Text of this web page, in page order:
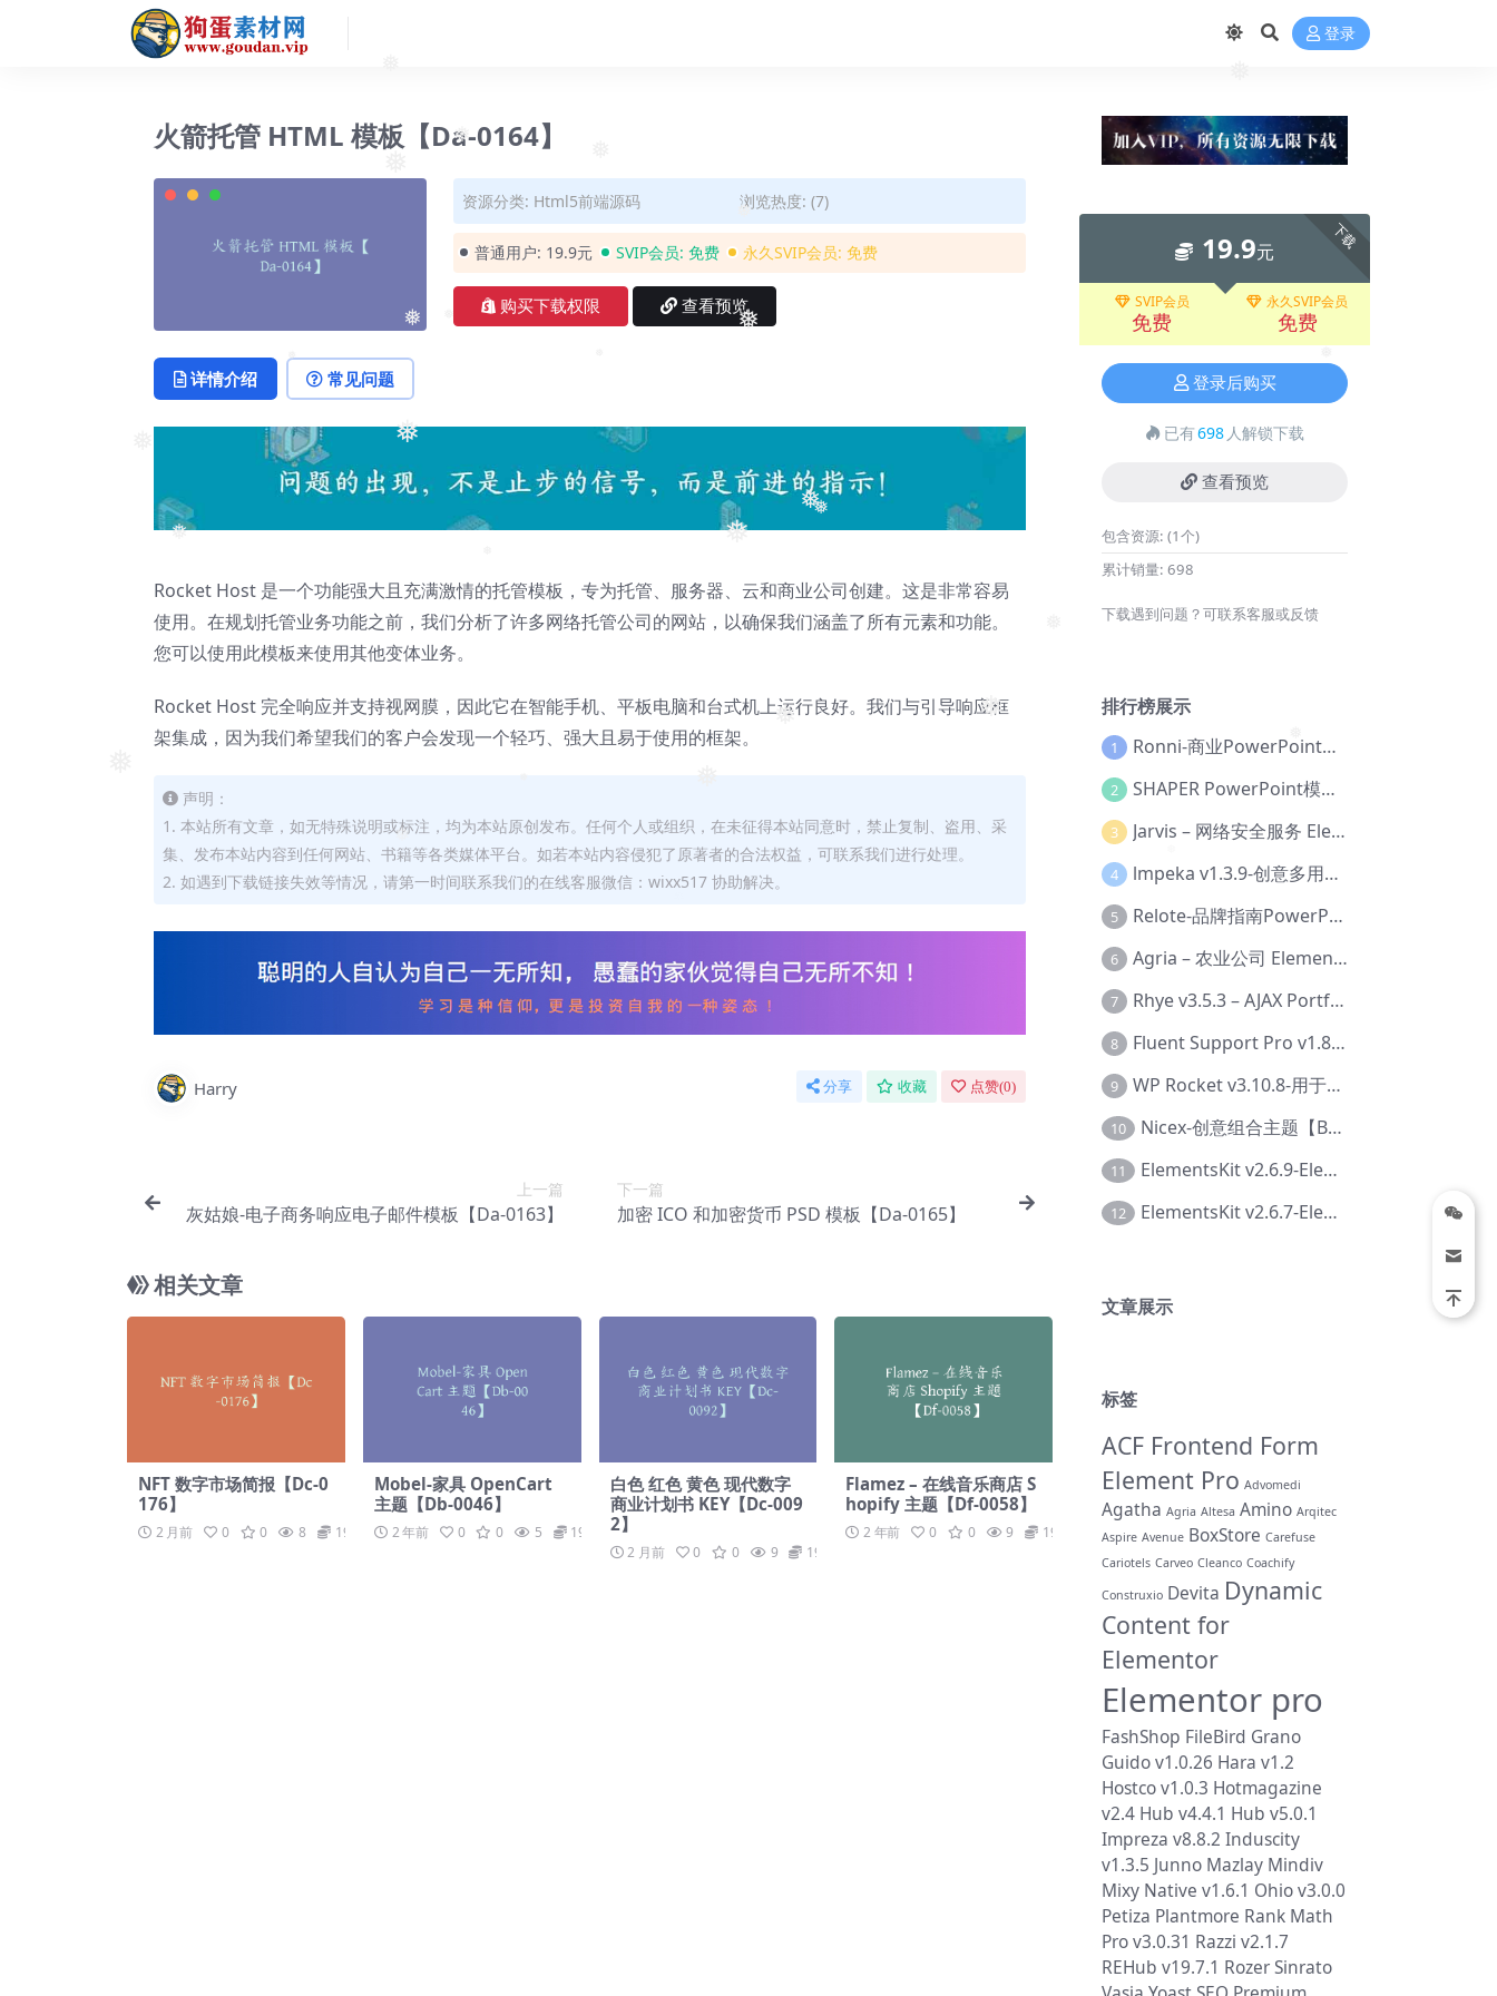
❅
❅
❅
❅
❅
❅
❅
❅
❅
❅ ❅
登录
火箭托管 HTML 模板【Da-0164】
资源分类: Html5前端源码 浏览热度: (7)
普通用户: 19.9元 SVIP会员: 免费 永久SVIP会员: 免费
购买下载权限 查看预览
详情介绍 常见问题
Rocket Host 是一个功能强大且充满激情的托管模板，专为托管、服务器、云和商业公司创建。这是非常容易
使用。在规划托管业务功能之前，我们分析了许多网络托管公司的网站，以确保我们涵盖了所有元素和功能。
您可以使用此模板来使用其他变体业务。
Rocket Host 完全响应并支持视网膜，因此它在智能手机、平板电脑和台式机上运行良好。我们与引导响应框
架集成，因为我们希望我们的客户会发现一个轻巧、强大且易于使用的框架。
声明：
1. 本站所有文章，如无特殊说明或标注，均为本站原创发布。任何个人或组织，在未征得本站同意时，禁止复制、盗用、采
集、发布本站内容到任何网站、书籍等各类媒体平台。如若本站内容侵犯了原著者的合法权益，可联系我们进行处理。
2. 如遇到下载链接失效等情况，请第一时间联系我们的在线客服微信：wixx517 协助解决。
Harry 分享 收藏 点赞(0)
上一篇
灰姑娘-电子商务响应电子邮件模板【Da-0163】
下一篇
加密 ICO 和加密货币 PSD 模板【Da-0165】
相关文章
NFT 数字市场简报【Dc-0
176】
2 月前 0 0 8 19.9
Mobel-家具 OpenCart
主题【Db-0046】
2 年前 0 0 5 19.9
白色 红色 黄色 现代数字
商业计划书 KEY【Dc-009
2】
2 月前 0 0 9 19.9
Flamez – 在线音乐商店 S
hopify 主题【Df-0058】
2 年前 0 0 9 19.9
下载
19.9元
SVIP会员
免费
永久SVIP会员
免费
登录后购买
已有698 人解锁下载
查看预览
包含资源: (1个)
累计销量: 698
下载遇到问题？可联系客服或反馈
排行榜展示
1 Ronni-商业PowerPoint模板【Dc-0077】
2 SHAPER PowerPoint模板【Dc-0184】
3 Jarvis – 网络安全服务 Elementor 模板套件【Aa-0035】
4 lmpeka v1.3.9-创意多用途 WordPress 主题【Be-0064】
5 Relote-品牌指南PowerPoint模板【Dc-0076】
6 Agria – 农业公司 Elementor Pro 模板套件【Aa-0003】
7 Rhye v3.5.3 – AJAX Portfolio WordPress 主题【Bi-0049】
8 Fluent Support Pro v1.8.1 – WordPress 支持票务系统【Cc-0041】
9 WP Rocket v3.10.8-用于wordpress速度优化的缓存加速插件【Cd-0019】
10 Nicex-创意组合主题【Be-0092】
11 ElementsKit v2.6.9-Elementor插件【Ab-0161】
12 ElementsKit v2.6.7-Elementor插件【Ab-0162】
文章展示
标签
ACF Frontend Form
Element Pro Advomedi
Agatha Agria Altesa Amino Arqitec
Aspire Avenue BoxStore Carefuse
Cariotels Carveo Cleanco Coachify
Construxio Devita Dynamic
Content for
Elementor
Elementor pro
FashShop FileBird Grano
Guido v1.0.26 Hara v1.2
Hostco v1.0.3 Hotmagazine
v2.4 Hub v4.4.1 Hub v5.0.1
Impreza v8.8.2 Induscity
v1.3.5 Junno Mazlay Mindiv
Mixy Native v1.6.1 Ohio v3.0.0
Petiza Plantmore Rank Math
Pro v3.0.31 Razzi v2.1.7
REHub v19.7.1 RozerSinrato